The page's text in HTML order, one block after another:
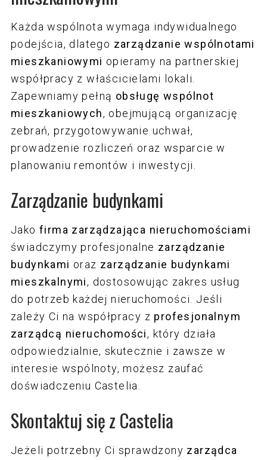
Każda wspólnota wymaga indywidualnego
podejścia, dlatego zarządzanie wspólnotami
mieszkaniowymi opieramy na partnerskiej
współpracy z właścicielami lokali.
Zapewniamy pełną obsługę wspólnot
mieszkaniowych, obejmującą organizację
zebrań, przygotowywanie uchwał,
prowadzenie rozliczeń oraz wsparcie w
planowaniu remontów i inwestycji.
Zarządzanie budynkami
Jako firma zarządzająca nieruchomościami
świadczymy profesjonalne zarządzanie
budynkami oraz zarządzanie budynkami
mieszkalnymi, dostosowując zakres usług
do potrzeb każdej nieruchomości. Jeśli
zależy Ci na współpracy z profesjonalnym
zarządcą nieruchomości, który działa
odpowiedzialnie, skutecznie i zawsze w
interesie wspólnoty, możesz zaufać
doświadczeniu Castelia.
Skontaktuj się z Castelia
Jeżeli potrzebny Ci sprawdzony zarządca